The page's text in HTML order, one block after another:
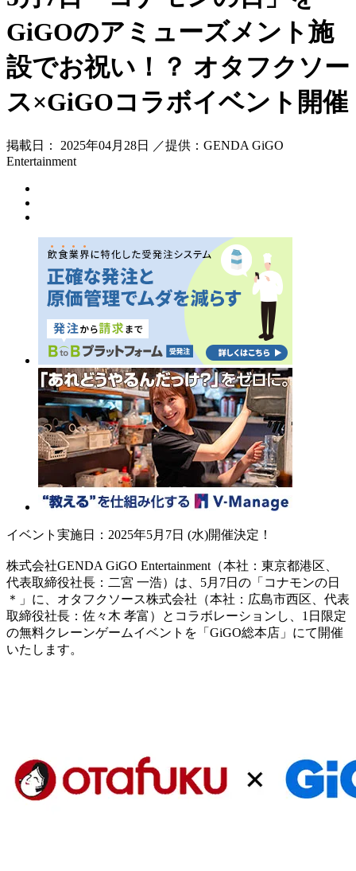
GiGOのアミューズメント施
設でお祝い！？ オタフクソー
ス×GiGOコラボイベント開催
掲載日： 2025年04月28日 ／提供：GENDA GiGO
Entertainment
イベント実施日：2025年5月7日 (水)開催決定！
株式会社GENDA GiGO Entertainment（本社：東京都港区、
代表取締役社長：二宮 一浩）は、5月7日の「コナモンの日
＊」に、オタフクソース株式会社（本社：広島市西区、代表
取締役社長：佐々木 孝富）とコラボレーションし、1日限定
の無料クレーンゲームイベントを「GiGO総本店」にて開催
いたします。